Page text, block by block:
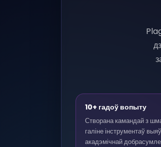
10+ гадоў вопыту
Створана камандай з
галіне інструментаў
акадэмічнай